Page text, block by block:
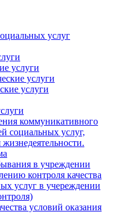
услуг
услуги
услуги
услуги
коммуникативного
социальных услуг,
в учреждении
контроля качества
услуг в учереждении
условий оказания